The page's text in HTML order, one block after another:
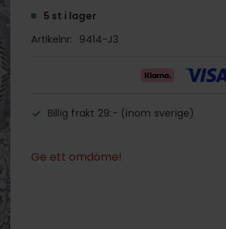
5 st i lager
Artikelnr
9414-J3
Ge ett omdöme!
Billig frakt 29:- (inom sverige)